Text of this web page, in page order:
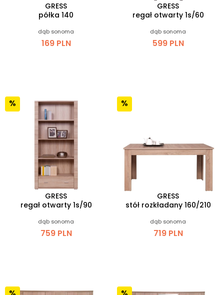
GRESS
półka 140
dąb sonoma
169 PLN
GRESS
regał otwarty 1s/60
dąb sonoma
599 PLN
GRESS
regał otwarty 1s/90
dąb sonoma
759 PLN
GRESS
stół rozkładany 160/210
dąb sonoma
719 PLN